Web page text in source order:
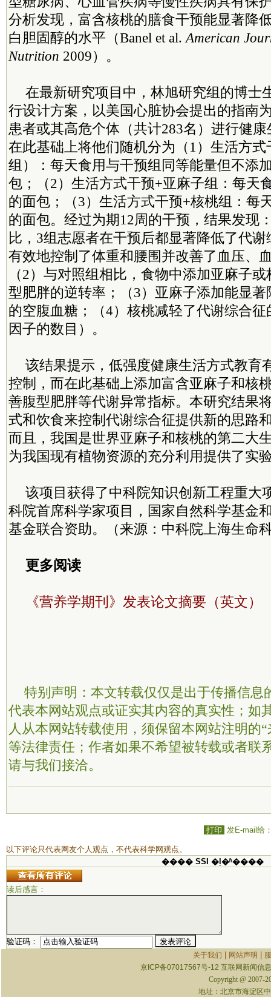
分析发现，富含核桃的膳食干预能显著降
白胆固醇的水平（Banel et al. American
Nutrition 2009）。
在最新研究项目中，林旭研究组的博士
行设计方案，以美国心脏协会提出的指南
患者或其高危个体（共计283名）进行健
在此基础上将他们随机分为（1）生活方式
组）：每天食用与干预组同等能量但不添
包；（2）生活方式干预+亚麻子组：每天
的面包；（3）生活方式干预+核桃组：每
的面包。经过为期12周的干预，结果发现
比，3组志愿者在干预后都显著降低了代
有效地控制了体重和腰围并改善了血压、
（2）与对照组相比，食物中添加亚麻子
型肥胖的逆转率；（3）亚麻子添加能显
的空腹血糖；（4）核桃减轻了代谢综合
因子的数目）。
该结果提示，低强度健康生活方式教育
控制，而在此基础上添加富含亚麻子和核
善腹型肥胖等代谢异常指标。本研究结果
式和饮食来控制代谢综合征提供新的思路
而且，我国是世界亚麻子和核桃的第二大
为我国现有植物资源的充分利用提供了实
该项目获得了中科院知识创新工程重大
科院首席科学家项目，国家自然科学基金
基金联合资助。（来源：中科院上海生命
更多阅读
《营养学期刊》发表论文摘要（英文）
特别声明：本文转载仅仅是出于传播信息
代表本网站观点或证实其内容的真实性；如
人从本网站转载使用，须保留本网站注明的
等法律责任；作者如果不希望被转载或者联
请与我们接洽。
打印 发E-mail给
以下评论只代表网友个人观点，不代表科学网观点。
���� SSI �ļ�ʱ����
读后感言：
验证码：
关于我们 | 网站声明 |
京ICP备07017567号-12 互联网新闻信
Copyright @ 2007-
地址：北京市海淀区